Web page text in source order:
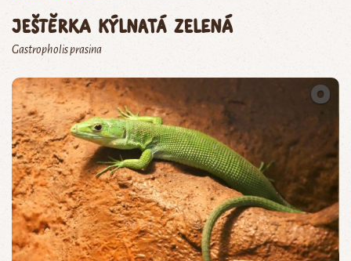
JEŠTĚRKA KÝLNATÁ ZELENÁ
Gastropholis prasina